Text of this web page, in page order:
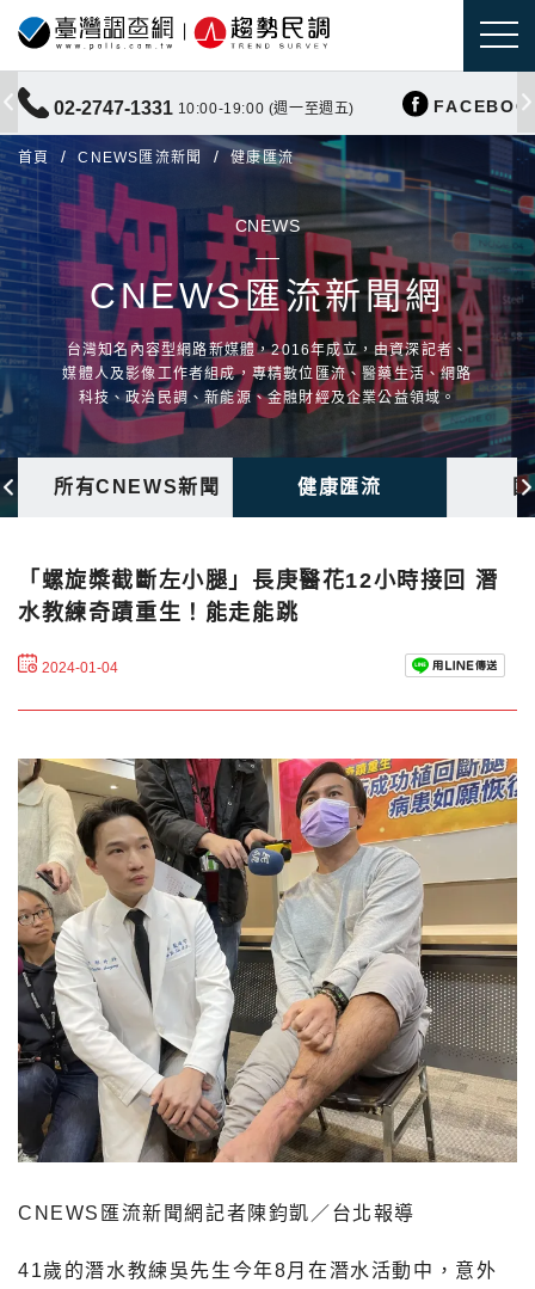
02-2747-1331 10:00-19:00 (週一至週五)
首頁 CNEWS匯流新聞 健康匯流
CNEWS
CNEWS匯流新聞網
台灣知名內容型網路新媒體，2016年成立，由資深記者、
媒體人及影像工作者組成，專精數位匯流、醫藥生活、網路
科技、政治民調、新能源、金融財經及企業公益領域。
所有CNEWS新聞 健康匯流
「螺旋槳截斷左小腿」長庚醫花12小時接回 潛
水教練奇蹟重生！能走能跳
2024-01-04
CNEWS匯流新聞網記者陳鈞凱／台北報導
41歲的潛水教練吳先生今年8月在潛水活動中，意外